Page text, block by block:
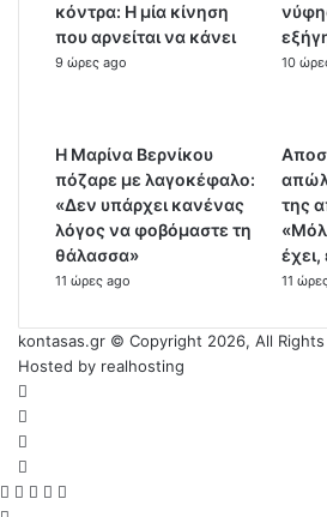
κόντρα: Η μία κίνηση
που αρνείται να κάνει
9 ώρες ago 10
Η Μαρίνα Βερνίκου
πόζαρε με λαγοκέφαλο:
«Δεν υπάρχει κανένας
λόγος να φοβόμαστε τη
θάλασσα»
11 ώρες ago
της
11
kontasas.gr © Copyright 2026, All
Hosted by realhosting
Facebook
Twitter
WhatsApp
Telegram